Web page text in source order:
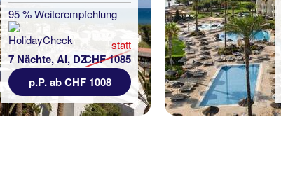
95 % Weiterempfehlung
7 Nächte, AI, DZ
statt
CHF 1085
p.P. ab CHF 1008